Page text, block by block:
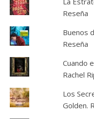
Reseña
Buenos
Reseña
Cuando
Rachel
Los
Golden.